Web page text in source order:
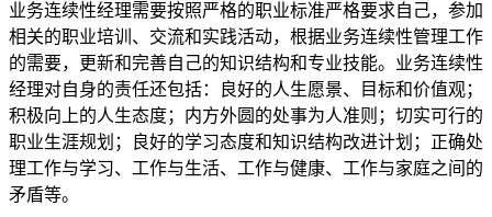
业务连续性经理需要按照严格的职业标准严格要求自己，参加
相关的职业培训、交流和实践活动，根据业务连续性管理工作
的需要，更新和完善自己的知识结构和专业技能。业务连续性
经理对自身的责任还包括：良好的人生愿景、目标和价值观；
积极向上的人生态度；内方外圆的处事为人准则；切实可行的
职业生涯规划；良好的学习态度和知识结构改进计划；正确处
理工作与学习、工作与生活、工作与健康、工作与家庭之间的
矛盾等。